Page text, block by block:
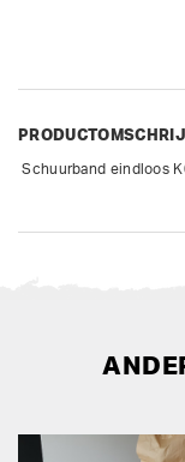
Schuurband eindloos